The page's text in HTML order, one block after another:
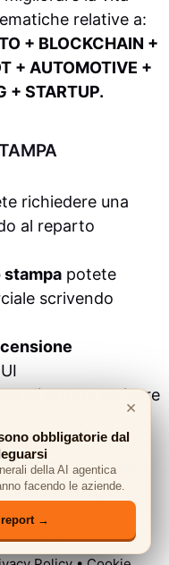
relative a:
+ BLOCKCHAIN +
+ AUTOMOTIVE +
+ STARTUP.
richiedere una
al reparto
potete
scrivendo
potete scrivere
del
2024” non sono
forma,
un link
viamail.
×
obbligatorie dal
della AI agentica
facendo le aziende.
report →